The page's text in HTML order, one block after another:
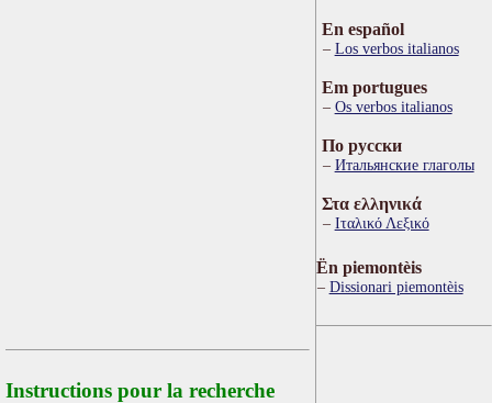
Instructions pour la recherche
En español
Los verbos italianos
Em portugues
Os verbos italianos
По русски
Итальянские глаголы
Στα ελληνικά
Ιταλικό Λεξικό
Ën piemontèis
Dissionari piemontèis